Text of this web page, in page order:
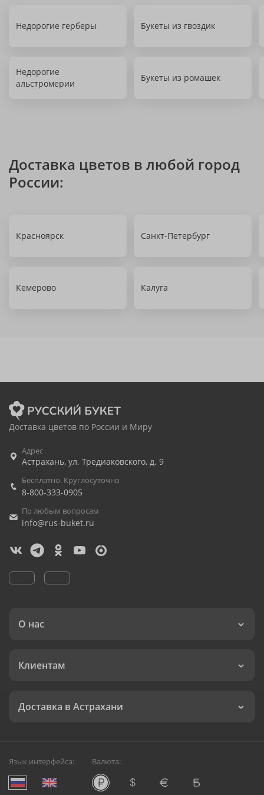
Недорогие герберы Букеты из гвоздик
Недорогие
альстромерии
Букеты из ромашек
Доставка цветов в любой город
России:
Красноярск Санкт-Петербург
Кемерово Калуга
Доставка цветов по России и Миру
Адрес
Астрахань, ул. Тредиаковского, д. 9
Бесплатно. Круглосуточно
8-800-333-0905
По любым вопросам
info@rus-buket.ru
О нас
Клиентам
Доставка в Астрахани
Язык интерфейса: Валюта: